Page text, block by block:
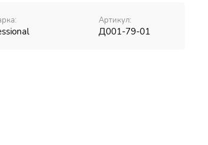
Артикул:
Д001-79-01